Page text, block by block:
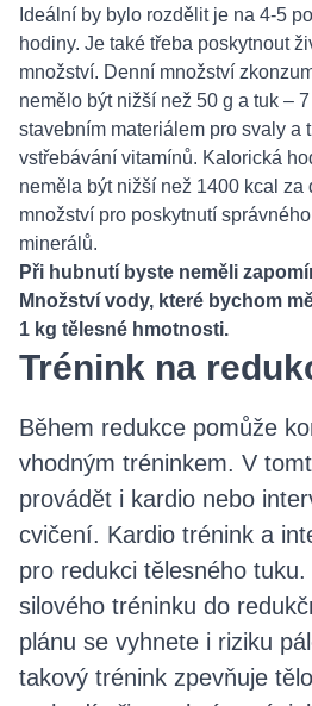
Ideální by bylo rozdělit je na 4-5
hodiny. Je také třeba poskytnout
množství. Denní množství
nemělo být nižší než 50 g a tuk –
stavebním materiálem pro svaly a
vstřebávání vitamínů. Kalorická
neměla být nižší než 1400 kcal za
množství pro poskytnutí
minerálů.
Při hubnutí byste neměli
Množství vody, které bychom
1 kg tělesné hmotnosti.
Trénink na
Během redukce pomůže
vhodným tréninkem. V
provádět i kardio nebo
cvičení. Kardio trénink a
pro redukci tělesného
silového tréninku do
plánu se vyhnete i riziku
takový trénink zpevňuje